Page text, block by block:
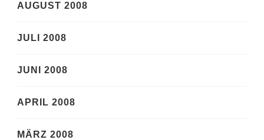
AUGUST 2008
JULI 2008
JUNI 2008
APRIL 2008
MÄRZ 2008